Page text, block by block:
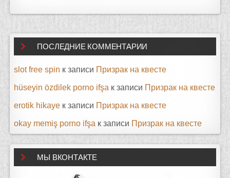
ПОСЛЕДНИЕ КОММЕНТАРИИ
slot free spin к записи Призрак на квесте
hüseyin özdilek porno ifşa к записи Призрак на квесте
erotik hikaye к записи Призрак на квесте
okay memiş porno ifşa к записи Призрак на квесте
МЫ ВКОНТАКТЕ